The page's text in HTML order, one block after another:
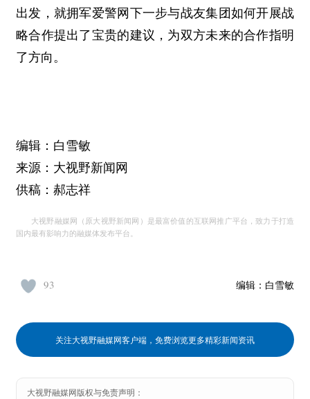
出发，就拥军爱警网下一步与战友集团如何开展战
略合作提出了宝贵的建议，为双方未来的合作指明
了方向。
编辑：白雪敏
来源：大视野新闻网
供稿：郝志祥
大视野融媒网（原大视野新闻网）是最富价值的互联网推广平台，致力于打造
国内最有影响力的融媒体发布平台。
编辑： 白雪敏
93
关注大视野融媒网客户端，免费浏览更多精彩新闻资讯
大视野融媒网版权与免责声明：